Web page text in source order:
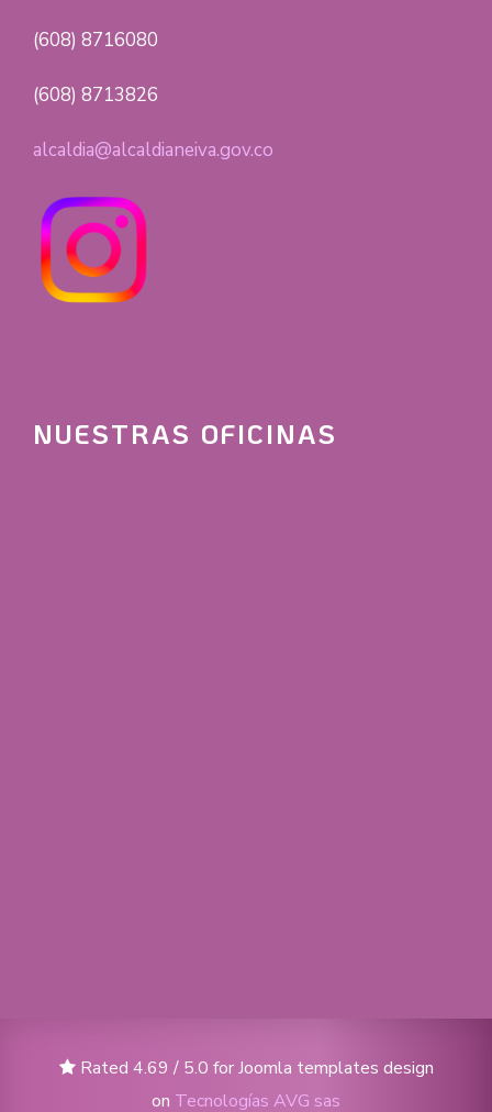
(608) 8716080
(608) 8713826
alcaldia@alcaldianeiva.gov.co
NUESTRAS OFICINAS
Rated 4.69 / 5.0 for Joomla templates design
on Tecnologías AVG sas